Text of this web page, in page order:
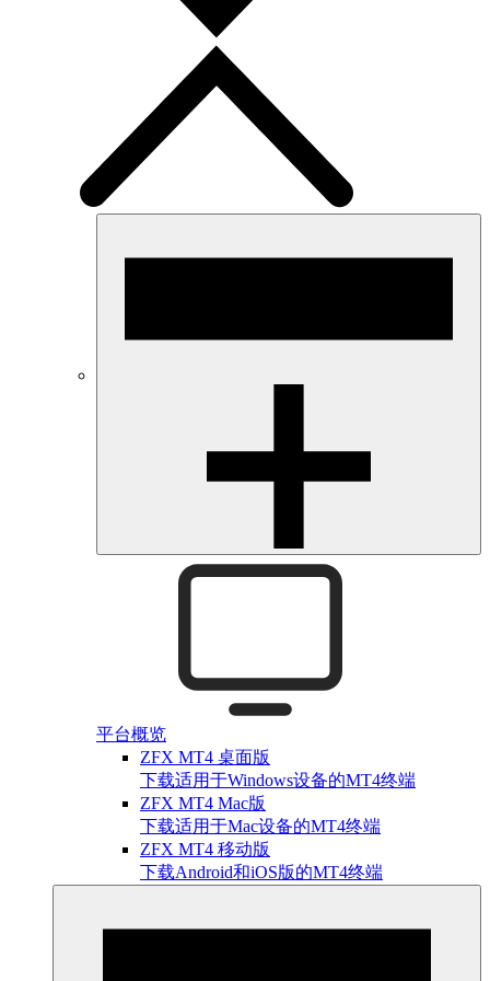
平台概览
ZFX MT4 桌面版
下载适用于Windows设备的MT4终端
ZFX MT4 Mac版
下载适用于Mac设备的MT4终端
ZFX MT4 移动版
下载Android和iOS版的MT4终端